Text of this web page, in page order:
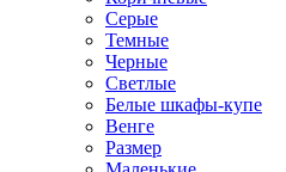
Серые
Темные
Черные
Светлые
Белые шкафы-купе
Венге
Размер